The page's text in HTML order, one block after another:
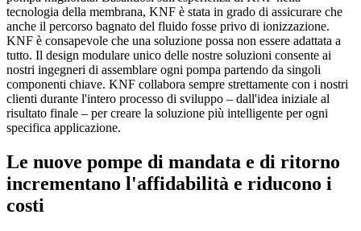
tecnologia della membrana, KNF è stata in grado di assicurare che
anche il percorso bagnato del fluido fosse privo di ionizzazione.
KNF è consapevole che una soluzione possa non essere adattata a
tutto. Il design modulare unico delle nostre soluzioni consente ai
nostri ingegneri di assemblare ogni pompa partendo da singoli
componenti chiave. KNF collabora sempre strettamente con i nostri
clienti durante l'intero processo di sviluppo – dall'idea iniziale al
risultato finale – per creare la soluzione più intelligente per ogni
specifica applicazione.
Le nuove pompe di mandata e di ritorno
incrementano l'affidabilità e riducono i
costi